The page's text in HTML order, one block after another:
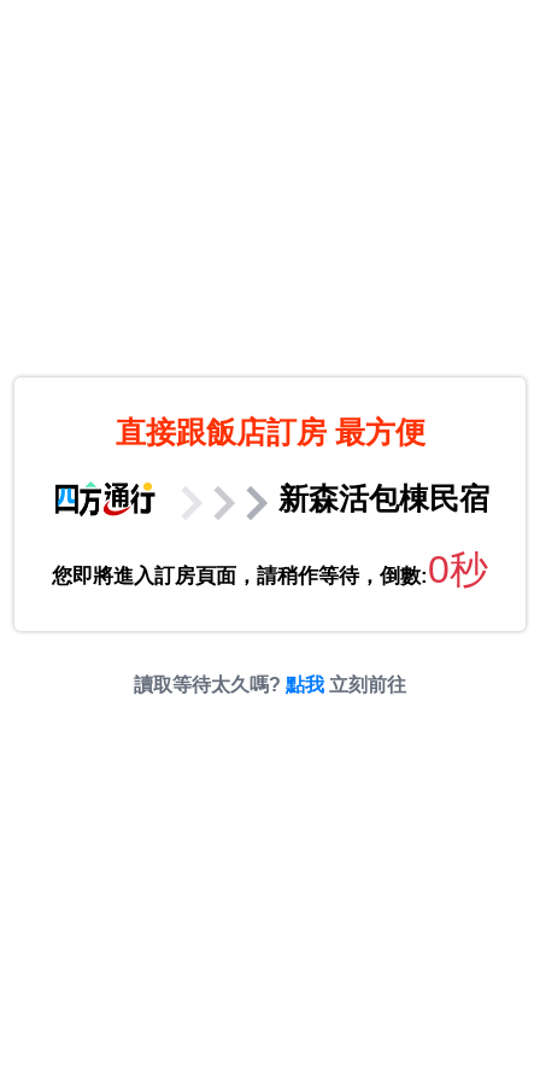
直接跟飯店訂房 最方便
新森活包棟民宿
您即將進入訂房頁面，請稍作等待，倒數:0秒
讀取等待太久嗎? 點我 立刻前往